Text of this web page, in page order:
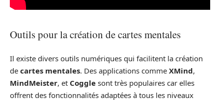
Outils pour la création de cartes mentales
Il existe divers outils numériques qui facilitent la création
de cartes mentales. Des applications comme XMind,
MindMeister, et Coggle sont très populaires car elles
offrent des fonctionnalités adaptées à tous les niveaux